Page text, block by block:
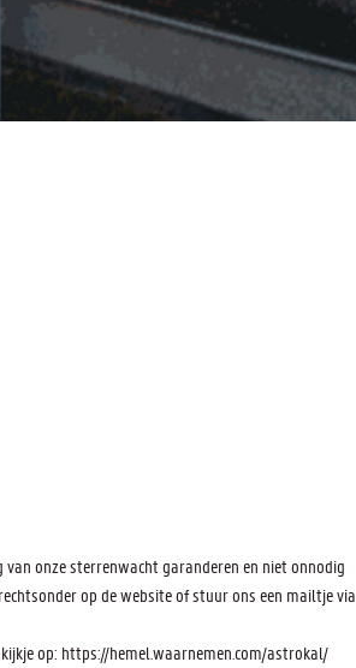
onze sterrenwacht garanderen en niet onnodig
op de website of stuur ons een mailtje via
op: https://hemel.waarnemen.com/astrokal/